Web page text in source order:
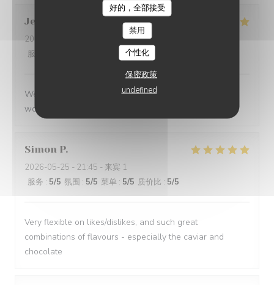
好的，全部接受
禁用
个性化
保密政策
undefined
Jenny
2026-05-25
- 21:15 - 来宾 2
服务
5/5 质价比
We had a great evening at Essencial. The staff was
wonderful and the food was excellent!
Simon P
2026-05-25 - 21:45 - 来宾 1
服务 : 5/5 氛围 : 5/5 菜单 : 5/5 质价比 : 5/5
Very flexible on likes/dislikes, and such great
combinations of flavours - especially the caviar and
chocolate